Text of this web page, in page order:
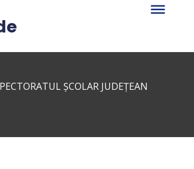
ȘCOLAR JUDEȚEAN